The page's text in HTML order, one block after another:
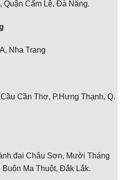
Cẩm Lệ, Đà Nẵng.
Nha Trang
Cần Thơ, P.Hưng Thạnh, Q.
đai Châu Sơn, Mười Tháng
Ma Thuột, Đắk Lắk.